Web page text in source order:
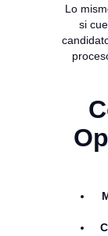
Lo
si